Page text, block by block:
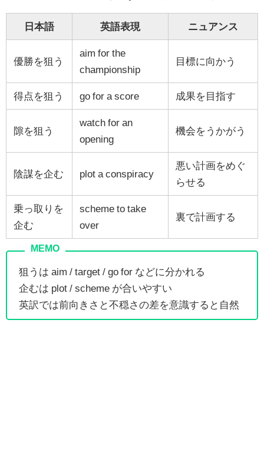
日本語 英語表現 ニュアンス
優勝を狙う
aim for the
championship
目標に向かう
得点を狙う go for a score 成果を目指す
隙を狙う
watch for an
opening
機会をうかがう
陰謀を企む plot a conspiracy
悪い計画をめぐ
らせる
乗っ取りを
企む
scheme to take
over
裏で計画する
狙うは aim / target / go for などに分かれる
企むは plot / scheme が合いやすい
英訳では前向きさと不穏さの差を意識すると自然